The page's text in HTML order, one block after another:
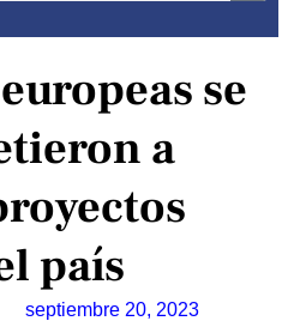
se
a
país
septiembre 20, 2023